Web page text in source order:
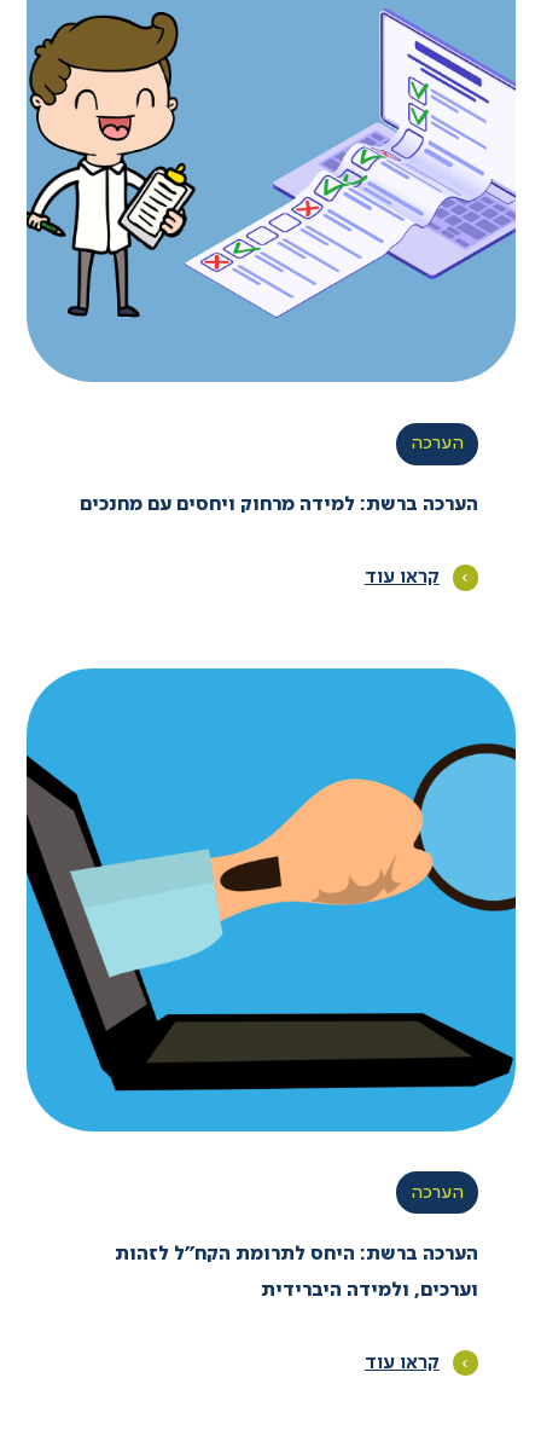
הערכה
הערכה ברשת: למידה מרחוק ויחסים עם מחנכים
קראו עוד
הערכה
הערכה ברשת: היחס לתרומת הקח”ל לזהות
וערכים, ולמידה היברידית
קראו עוד